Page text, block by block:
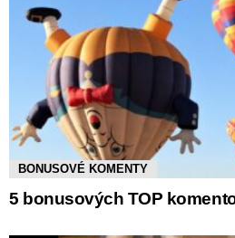
BONUSOVÉ KOMENTY
5 bonusových TOP